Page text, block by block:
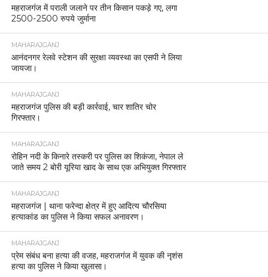
महराजगंज में पराली जलाने पर तीन किसान पकड़े गए, लगा
2500-2500 रुपये जुर्माना
MAHARAJGANJ
आनंदनगर रेलवे स्टेशन की सुरक्षा व्यवस्था का एसपी ने लिया
जायजा।
MAHARAJGANJ
महराजगंज पुलिस की बड़ी कार्रवाई, चार शातिर चोर
गिरफ्तार।
MAHARAJGANJ
रोहिन नदी के किनारे तस्करी पर पुलिस का शिकंजा, नेपाल ले
जाते समय 2 बोरी यूरिया खाद के साथ एक अभियुक्त गिरफ्तार
MAHARAJGANJ
महराजगंज | थाना फरेन्दा क्षेत्र में हुए आदित्य चौरसिया
हत्याकांड का पुलिस ने किया सफल अनावरण।
MAHARAJGANJ
प्रेम संबंध बना हत्या की वजह, महराजगंज में युवक की नृशंस
हत्या का पुलिस ने किया खुलासा।